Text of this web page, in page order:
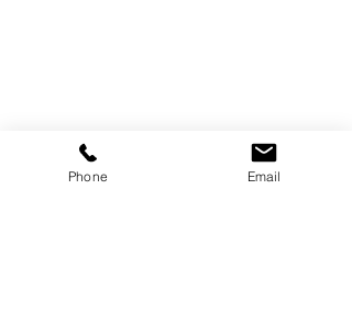
Phone Email